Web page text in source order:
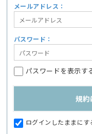
メールアドレス：
パスワード：
パスワードを表示す
ログインしたままにす